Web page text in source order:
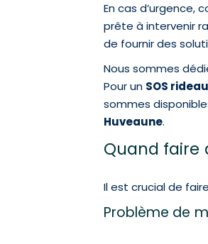
En cas d’urgence,
prête à intervenir
de fournir des
Nous sommes
Pour un SOS
sommes
Huveaune.
Quand faire
Il est crucial de
Problème de